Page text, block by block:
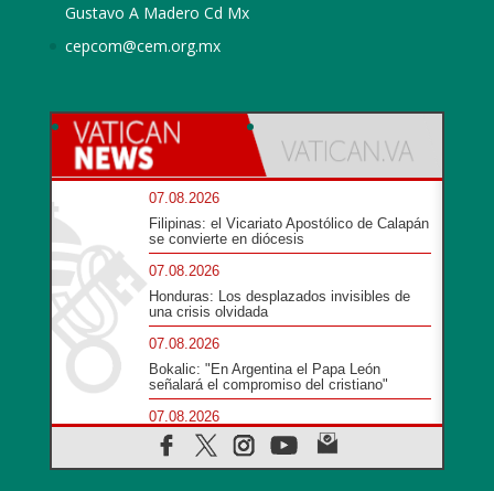
Gustavo A Madero Cd Mx
cepcom@cem.org.mx
07.08.2026
Filipinas: el Vicariato Apostólico de Calapán
se convierte en diócesis
07.08.2026
Honduras: Los desplazados invisibles de
una crisis olvidada
07.08.2026
Bokalic: "En Argentina el Papa León
señalará el compromiso del cristiano"
07.08.2026
La matanza de niños en Gaza no cesa: 300
muertos en 300 días